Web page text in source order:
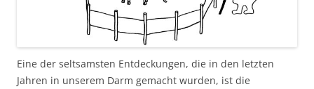
Eine der seltsamsten Entdeckungen, die in den letzten
Jahren in unserem Darm gemacht wurden, ist die